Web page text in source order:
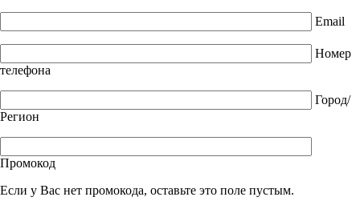
Email
Номер
телефона
Город/
Регион
Промокод
Если у Вас нет промокода, оставьте это поле пустым.